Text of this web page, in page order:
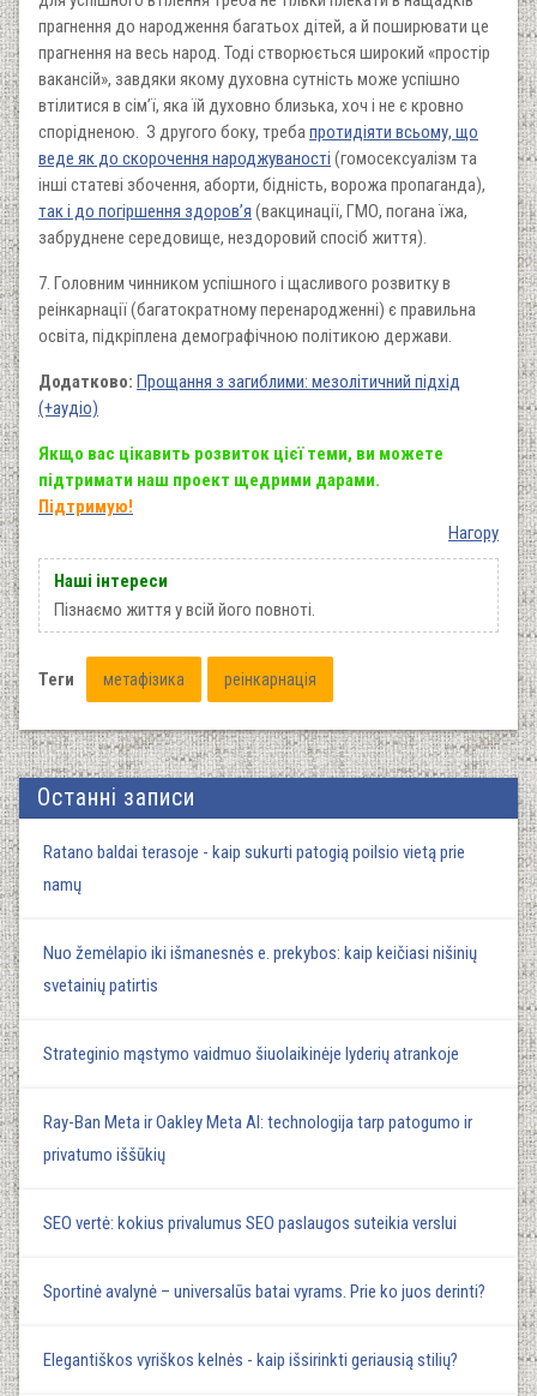
прагнення до народження багатьох дітей, а й поширювати це
прагнення на весь народ. Тоді створюється широкий «простір
вакансій», завдяки якому духовна сутність може успішно
втілитися в сім’ї, яка їй духовно близька, хоч і не є кровно
спорідненою. З другого боку, требапротидіяти всьому, що
веде як до скорочення народжуваності (гомосексуалізм та
інші статеві збочення, аборти, бідність, ворожа пропаганда),
так і до погір­шен­ня здоров’я (вакцинації, ГМО, погана їжа,
забруднене середовище, нездоровий спосіб життя).
7. Головним чинником успішного і щасливого розвитку в
реінкарнації (багатократному перенародженні) є правильна
освіта, підкріплена демографічною політикою держави.
Додатково: Прощання з загиблими: мезолітичний підхід
(+аудіо)
Якщо вас цікавить розвиток цієї теми, ви можете
підтримати наш проект щедрими дарами.
Підтримую!
Нагору
Наші інтереси
Пізнаємо життя у всій його повноті.
Теги метафізика реінкарнація
Останні записи
Ratano baldai terasoje - kaip sukurti patogią poilsio vietą prie
namų
Nuo žemėlapio iki išmanesnės e. prekybos: kaip keičiasi nišinių
svetainių patirtis
Strateginio mąstymo vaidmuo šiuolaikinėje lyderių atrankoje
Ray-Ban Meta ir Oakley Meta AI: technologija tarp patogumo ir
privatumo iššūkių
SEO vertė: kokius privalumus SEO paslaugos suteikia verslui
Sportinė avalynė – universalūs batai vyrams. Prie ko juos derinti?
Elegantiškos vyriškos kelnės - kaip išsirinkti geriausią stilių?